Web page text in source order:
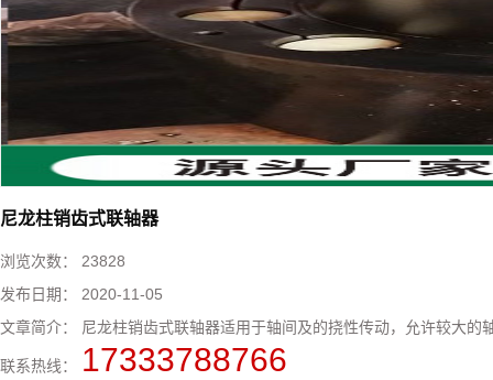
尼龙柱销齿式联轴器
浏览次数： 23828
发布日期： 2020-11-05
文章简介： 尼龙柱销齿式联轴器适用于轴间及的挠性传动，允许较大
联系热线： 17333788766